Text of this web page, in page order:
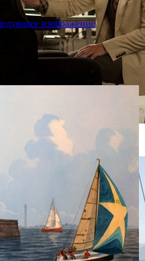
WDSSPR
изображение